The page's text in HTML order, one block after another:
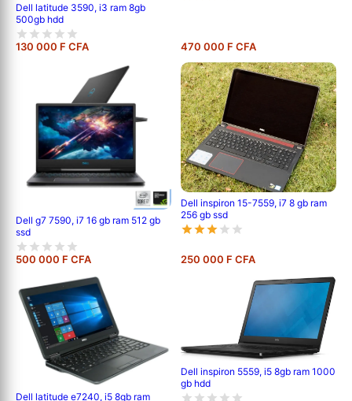
Dell latitude 3590, i3 ram 8gb
500gb hdd
130 000 F CFA 470 000 F CFA
Dell g7 7590, i7 16 gb ram 512 gb
ssd
500 000 F CFA
Dell inspiron 15-7559, i7 8 gb ram
256 gb ssd
250 000 F CFA
Dell latitude e7240, i5 8gb ram
Dell inspiron 5559, i5 8gb ram 1000
gb hdd